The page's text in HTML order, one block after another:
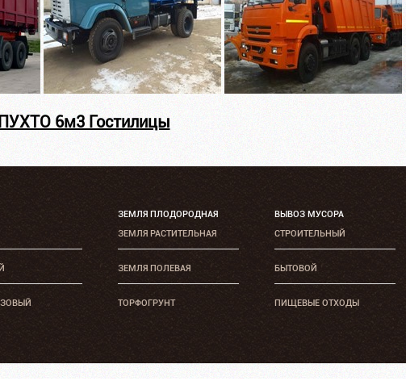
6м3 Гостилицы
ЗЕМЛЯ ПЛОДОРОДНАЯ
ЗЕМЛЯ РАСТИТЕЛЬНАЯ
ЗЕМЛЯ ПОЛЕВАЯ
ТОРФОГРУНТ
ВЫВОЗ МУСОРА
СТРОИТЕЛЬНЫЙ
БЫТОВОЙ
ПИЩЕВЫЕ ОТХОДЫ